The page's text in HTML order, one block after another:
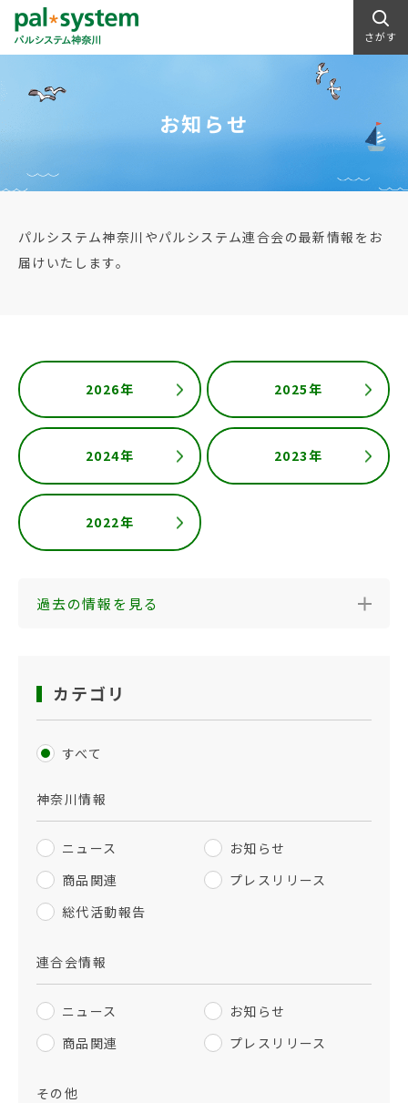
さがす
お知らせ
パルシステム神奈川やパルシステム連合会の最新情報をお
届けいたします。
2026年 2025年
2024年 2023年
2022年
過去の情報を見る
カテゴリ
すべて
神奈川情報
ニュース
お知らせ
商品関連
プレスリリース
総代活動報告
連合会情報
ニュース
お知らせ
商品関連
プレスリリース
その他